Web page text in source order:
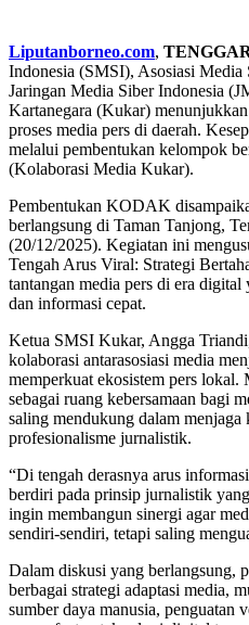
Liputanborneo.com,
Indonesia (SMSI), Asosiasi
Jaringan Media Siber Indonesia
Kartanegara (Kukar)
proses media pers di daerah.
melalui pembentukan kelompok
(Kolaborasi Media Kukar).
Pembentukan KODAK
berlangsung di Taman Tanjong,
(20/12/2025). Kegiatan ini
Tengah Arus Viral: Strategi
tantangan media pers di era
dan informasi cepat.
Ketua SMSI Kukar, Angga
kolaborasi antarasosiasi media
memperkuat ekosistem pers
sebagai ruang kebersamaan bagi
saling mendukung dalam menjaga
profesionalisme jurnalistik.
“Di tengah derasnya arus
berdiri pada prinsip jurnalistik
ingin membangun sinergi agar
sendiri-sendiri, tetapi saling
Dalam diskusi yang berlangsung,
berbagai strategi adaptasi media,
sumber daya manusia, penguatan